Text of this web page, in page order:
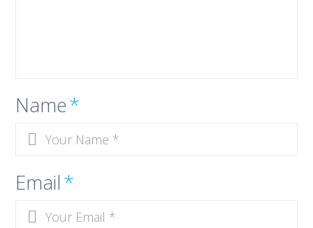
Name*
Email*